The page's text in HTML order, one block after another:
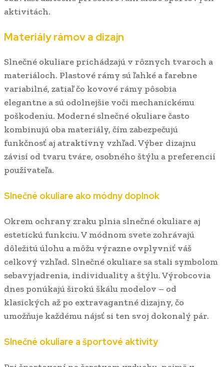
aktivitách.
Materiály rámov a dizajn
Slnečné okuliare prichádzajú v rôznych tvaroch a
materiáloch. Plastové rámy sú ľahké a farebne
variabilné, zatiaľ čo kovové rámy pôsobia
elegantne a sú odolnejšie voči mechanickému
poškodeniu. Moderné slnečné okuliare často
kombinujú oba materiály, čím zabezpečujú
funkčnosť aj atraktívny vzhľad. Výber dizajnu
závisí od tvaru tváre, osobného štýlu a preferencií
používateľa.
Slnečné okuliare ako módny doplnok
Okrem ochrany zraku plnia slnečné okuliare aj
estetickú funkciu. V módnom svete zohrávajú
dôležitú úlohu a môžu výrazne ovplyvniť váš
celkový vzhľad. Slnečné okuliare sa stali symbolom
sebavyjadrenia, individuality a štýlu. Výrobcovia
dnes ponúkajú širokú škálu modelov – od
klasických až po extravagantné dizajny, čo
umožňuje každému nájsť si ten svoj dokonalý pár.
Slnečné okuliare a športové aktivity